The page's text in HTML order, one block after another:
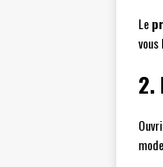
Le
2.